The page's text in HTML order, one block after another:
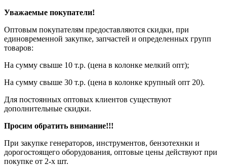
Уважаемые покупатели!
Оптовым покупателям предоставляются скидки, при
единовременной закупке, запчастей и определенных групп
товаров:
На сумму свыше 10 т.р. (цена в колонке мелкий опт);
На сумму свыше 30 т.р. (цена в колонке крупный опт 20).
Для постоянных оптовых клиентов существуют
дополнительные скидки.
Просим обратить внимание!!!
При закупке генераторов, инструментов, бензотехнки и
дорогостоящего оборудования, оптовые цены действуют при
покупке от 2-х шт.